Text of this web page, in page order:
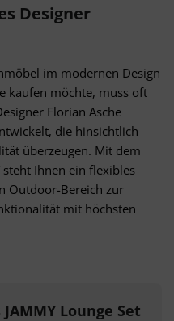
Designer
im modernen Design
kaufen möchte, muss oft
Florian Asche
die hinsichtlich
überzeugen. Mit dem
steht Ihnen ein flexibles
Outdoor-Bereich zur
mit höchsten
Lounge Set